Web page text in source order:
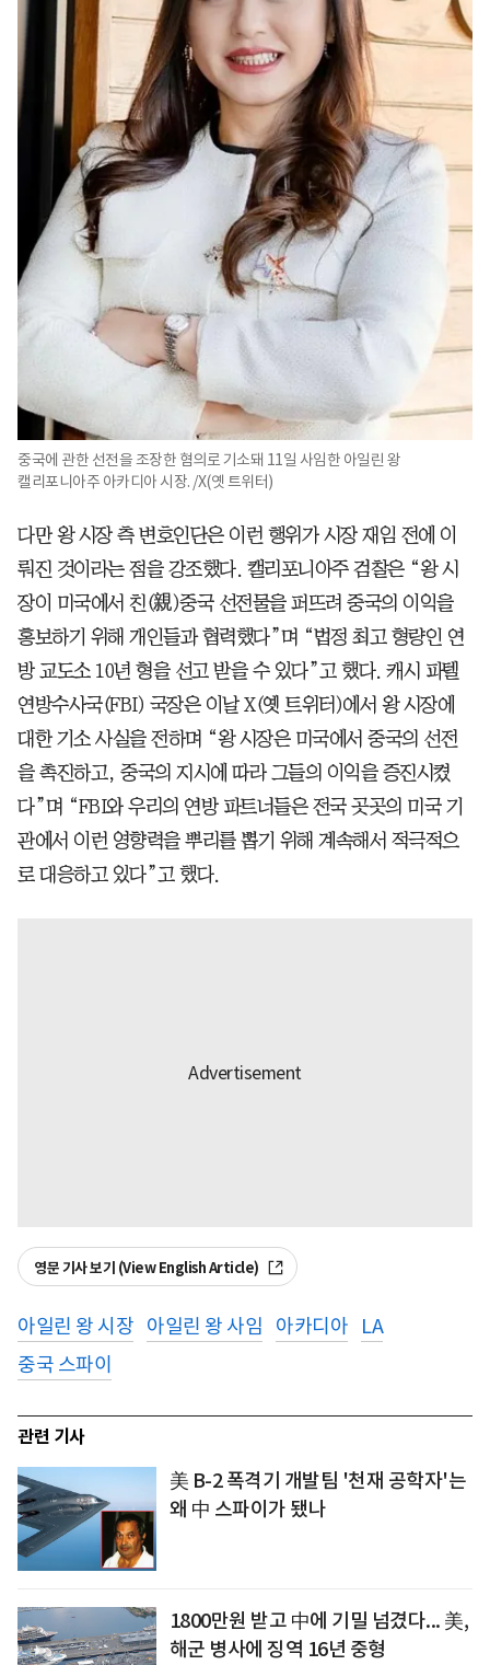
중국에 관한 선전을 조장한 혐의로 기소돼 11일 사임한 아일린 왕
캘리포니아주 아카디아 시장. /X(옛 트위터)
다만 왕 시장 측 변호인단은 이런 행위가 시장 재임 전에 이
뤄진 것이라는 점을 강조했다. 캘리포니아주 검찰은 “왕 시
장이 미국에서 친(親)중국 선전물을 퍼뜨려 중국의 이익을
홍보하기 위해 개인들과 협력했다”며 “법정 최고 형량인 연
방 교도소 10년 형을 선고 받을 수 있다”고 했다. 캐시 파텔
연방수사국(FBI) 국장은 이날 X(옛 트위터)에서 왕 시장에
대한 기소 사실을 전하며 “왕 시장은 미국에서 중국의 선전
을 촉진하고, 중국의 지시에 따라 그들의 이익을 증진시켰
다”며 “FBI와 우리의 연방 파트너들은 전국 곳곳의 미국 기
관에서 이런 영향력을 뿌리를 뽑기 위해 계속해서 적극적으
로 대응하고 있다”고 했다.
영문 기사 보기 (View English Article)
아일린 왕 시장 아일린 왕 사임 아카디아
LA
중국 스파이
관련 기사
美 B-2 폭격기 개발팀 '천재 공학자'는
왜 中 스파이가 됐나
1800만원 받고 中에 기밀 넘겼다... 美,
해군 병사에 징역 16년 중형